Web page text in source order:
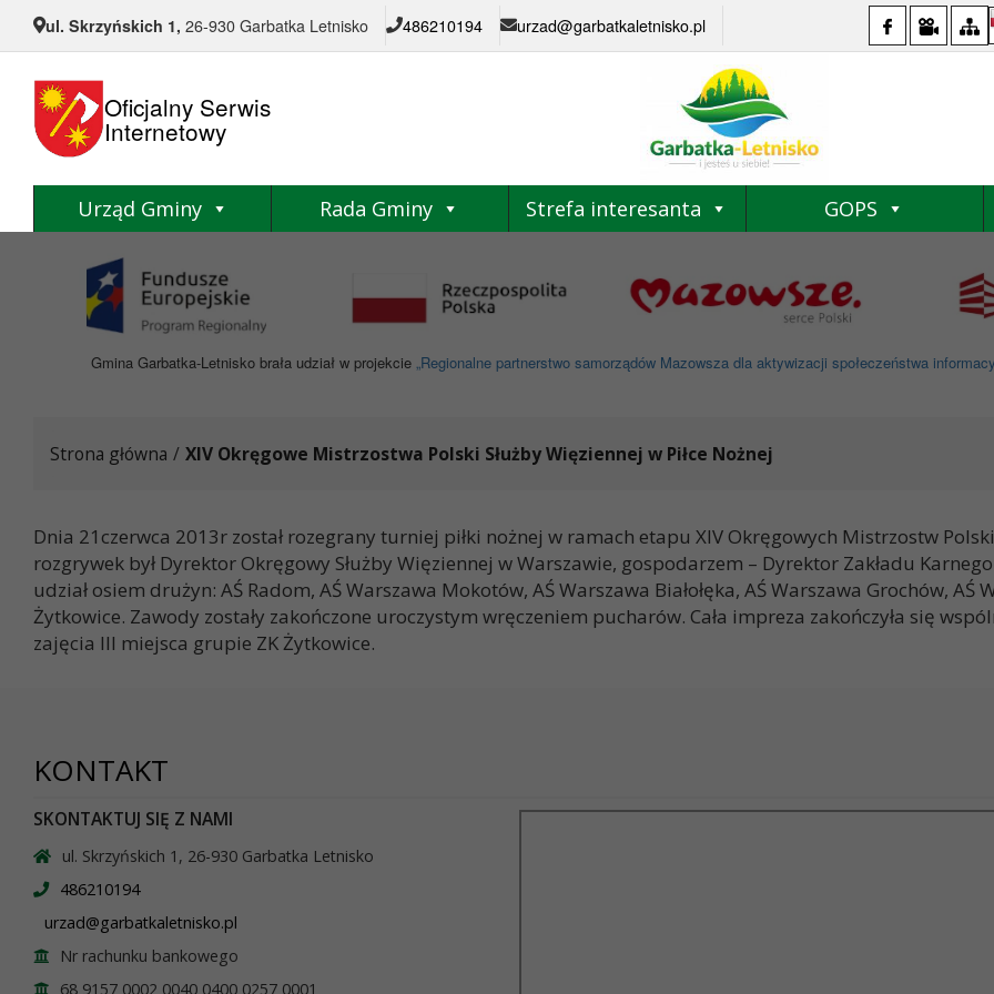
ul. Skrzyńskich 1, 26-930 Garbatka Letnisko 486210194 urzad@garbatkaletnisko.pl
Oficjalny Serwis
Internetowy
Urząd Gminy Rada Gminy Strefa interesanta GOPS
Gmina Garbatka-Letnisko brała udział w projekcie „Regionalne partnerstwo samorządów Mazowsza dla aktywizacji społeczeństwa
Strona główna / XIV Okręgowe Mistrzostwa Polski Służby Więziennej w Piłce Nożnej
Dnia 21czerwca 2013r został rozegrany turniej piłki nożnej w ramach etapu XIV Okręgowych Mistrzostw
rozgrywek był Dyrektor Okręgowy Służby Więziennej w Warszawie, gospodarzem – Dyrektor Zakładu
udział osiem drużyn: AŚ Radom, AŚ Warszawa Mokotów, AŚ Warszawa Białołęka, AŚ Warszawa Grochów, AŚ
Żytkowice. Zawody zostały zakończone uroczystym wręczeniem pucharów. Cała impreza zakończyła się
zajęcia III miejsca grupie ZK Żytkowice.
KONTAKT
SKONTAKTUJ SIĘ Z NAMI
ul. Skrzyńskich 1, 26-930 Garbatka Letnisko
486210194
urzad@garbatkaletnisko.pl
Nr rachunku bankowego
68 9157 0002 0040 0400 0257 0001